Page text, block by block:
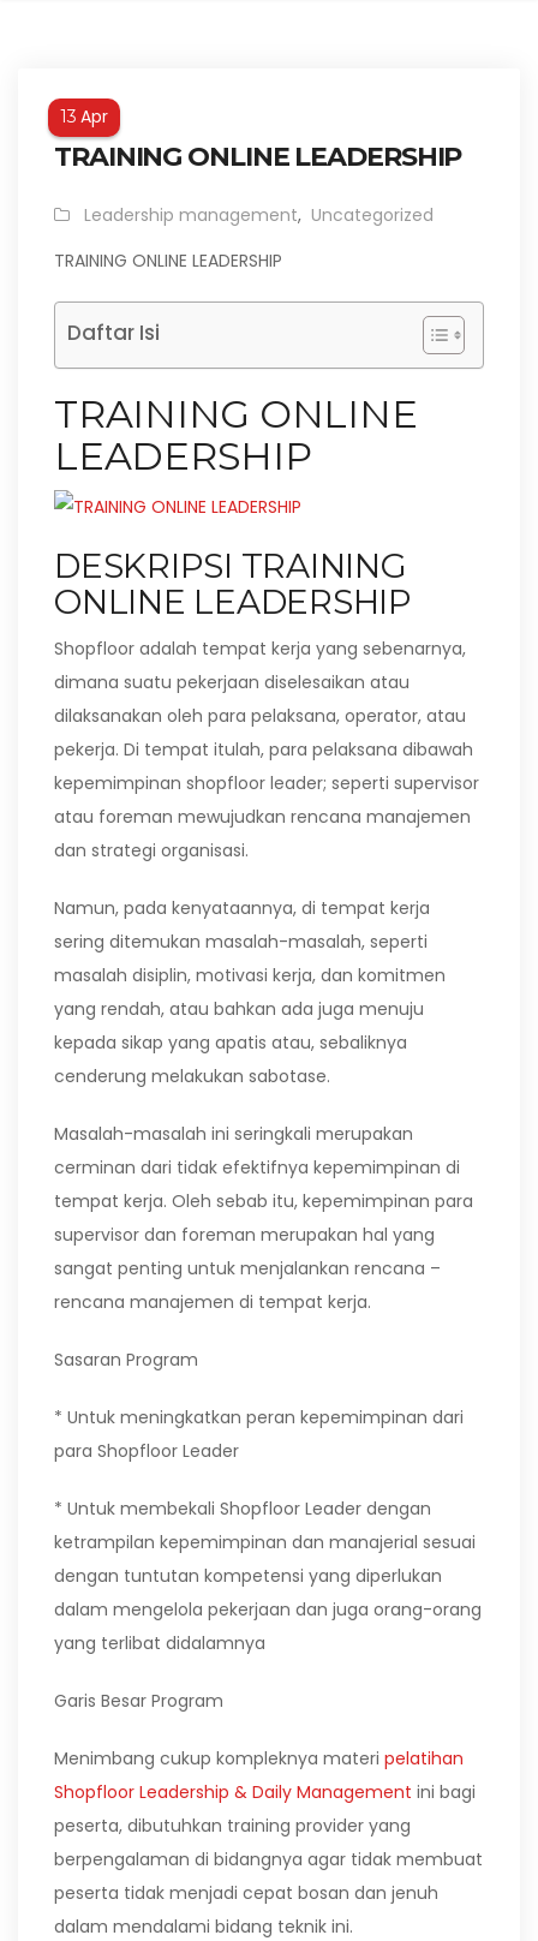
13Apr
TRAINING ONLINE LEADERSHIP
Leadership management, Uncategorized
TRAINING ONLINE LEADERSHIP
Daftar Isi
TRAINING ONLINE
LEADERSHIP
DESKRIPSI TRAINING
ONLINE LEADERSHIP
Shopfloor adalah tempat kerja yang sebenarnya,
dimana suatu pekerjaan diselesaikan atau
dilaksanakan oleh para pelaksana, operator, atau
pekerja. Di tempat itulah, para pelaksana dibawah
kepemimpinan shopfloor leader; seperti supervisor
atau foreman mewujudkan rencana manajemen
dan strategi organisasi.
Namun, pada kenyataannya, di tempat kerja
sering ditemukan masalah-masalah, seperti
masalah disiplin, motivasi kerja, dan komitmen
yang rendah, atau bahkan ada juga menuju
kepada sikap yang apatis atau, sebaliknya
cenderung melakukan sabotase.
Masalah-masalah ini seringkali merupakan
cerminan dari tidak efektifnya kepemimpinan di
tempat kerja. Oleh sebab itu, kepemimpinan para
supervisor dan foreman merupakan hal yang
sangat penting untuk menjalankan rencana –
rencana manajemen di tempat kerja.
Sasaran Program
* Untuk meningkatkan peran kepemimpinan dari
para Shopfloor Leader
* Untuk membekali Shopfloor Leader dengan
ketrampilan kepemimpinan dan manajerial sesuai
dengan tuntutan kompetensi yang diperlukan
dalam mengelola pekerjaan dan juga orang-orang
yang terlibat didalamnya
Garis Besar Program
Menimbang cukup kompleknya materi pelatihan
Shopfloor Leadership & Daily Management ini bagi
peserta, dibutuhkan training provider yang
berpengalaman di bidangnya agar tidak membuat
peserta tidak menjadi cepat bosan dan jenuh
dalam mendalami bidang teknik ini.